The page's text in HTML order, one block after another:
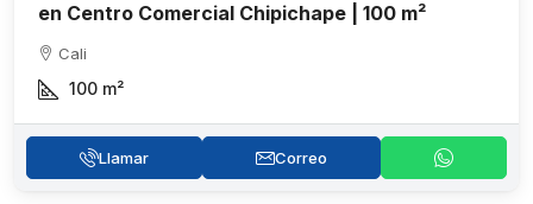
en Centro Comercial Chipichape | 100 m²
Cali
100 m²
Llamar Correo